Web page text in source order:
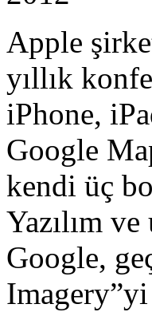
Apple
yıllık
iPhone,
Google
kendi üç
Yazılım
Google,